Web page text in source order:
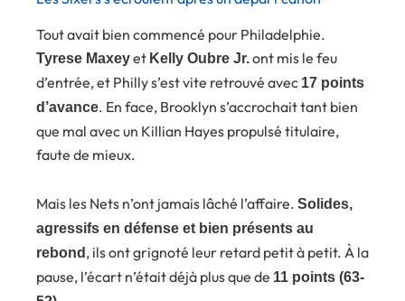
Tout avait bien commencé pour Philadelphie.
Tyrese Maxeyet Kelly Oubre Jr.ont mis le feu
d’entrée, et Philly s’est vite retrouvé avec 17 points
d’avance. En face, Brooklyn s’accrochait tant bien
que mal avec un Killian Hayes propulsé titulaire,
faute de mieux.
Mais les Nets n’ont jamais lâché l’affaire. Solides,
agressifs en défense et bien présents au
rebond , ils ont grignoté leur retard petit à petit. À la
pause, l’écart n’était déjà plus que de 11 points (63-